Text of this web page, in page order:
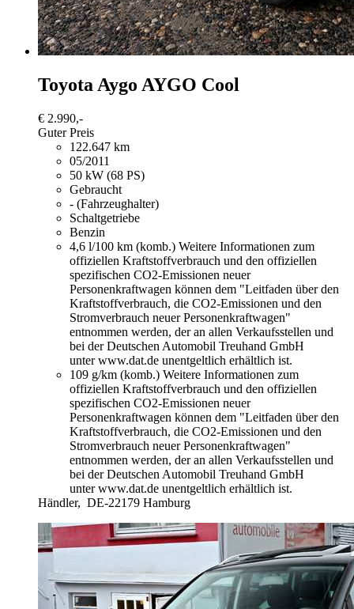
Toyota Aygo AYGO Cool
€ 2.990,-
Guter Preis
122.647 km
05/2011
50 kW (68 PS)
Gebraucht
- (Fahrzeughalter)
Schaltgetriebe
Benzin
4,6 l/100 km (komb.) Weitere Informationen zum
offiziellen Kraftstoffverbrauch und den offiziellen
spezifischen CO2-Emissionen neuer
Personenkraftwagen können dem "Leitfaden über den
Kraftstoffverbrauch, die CO2-Emissionen und den
Stromverbrauch neuer Personenkraftwagen"
entnommen werden, der an allen Verkaufsstellen und
bei der Deutschen Automobil Treuhand GmbH
unter www.dat.de unentgeltlich erhältlich ist.
109 g/km (komb.) Weitere Informationen zum
offiziellen Kraftstoffverbrauch und den offiziellen
spezifischen CO2-Emissionen neuer
Personenkraftwagen können dem "Leitfaden über den
Kraftstoffverbrauch, die CO2-Emissionen und den
Stromverbrauch neuer Personenkraftwagen"
entnommen werden, der an allen Verkaufsstellen und
bei der Deutschen Automobil Treuhand GmbH
unter www.dat.de unentgeltlich erhältlich ist.
Händler, DE-22179 Hamburg